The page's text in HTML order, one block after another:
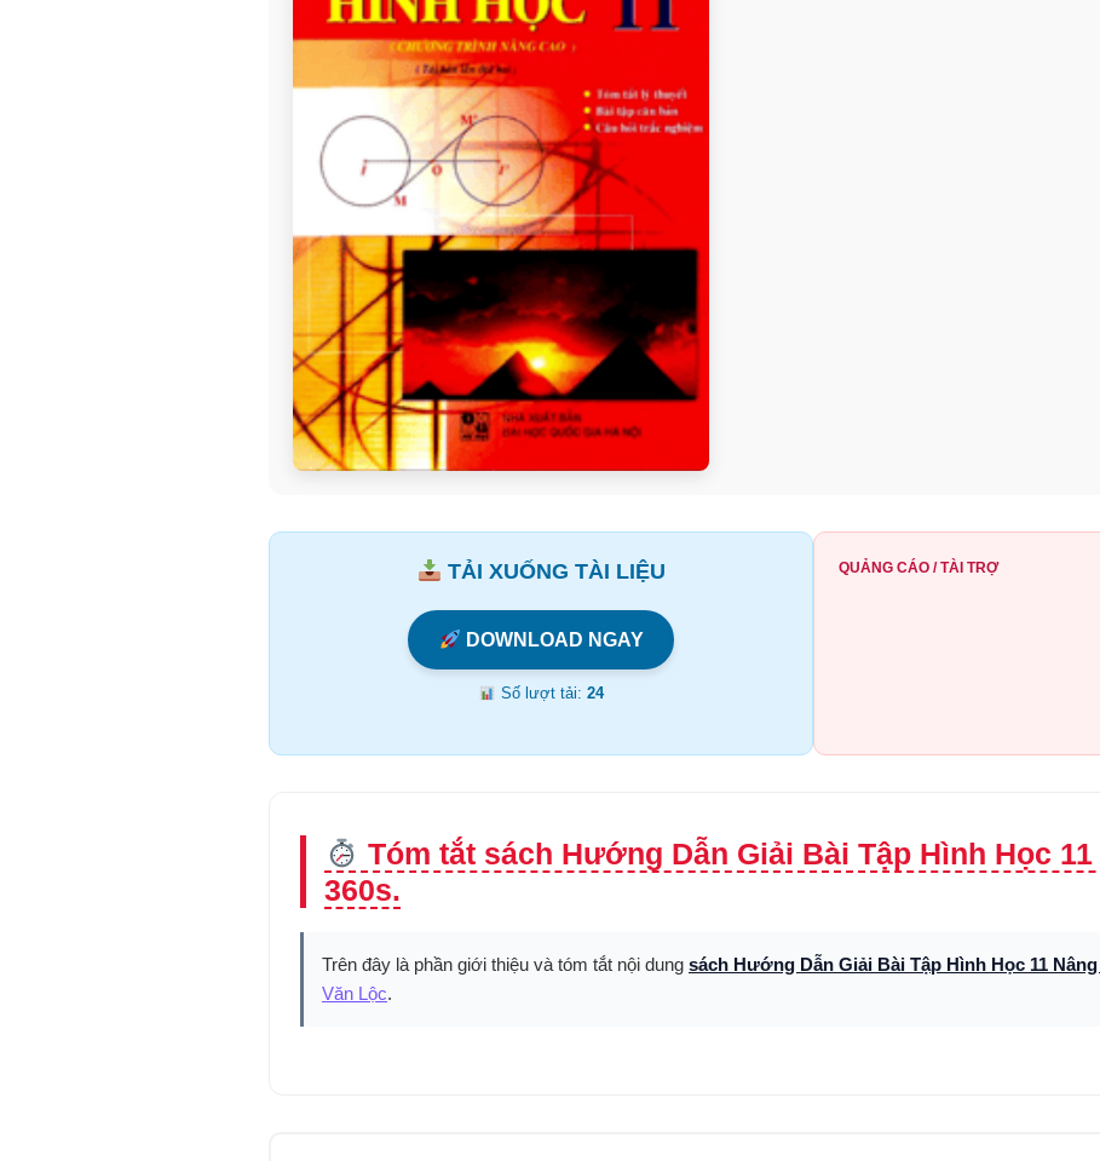
TẢI XUỐNG TÀI LIỆU
DOWNLOAD NGAY
Số lượt tải: 24
QUẢNG CÁO / TÀI TRỢ
Tóm tắt sách Hướng Dẫn Giải Bài Tập Hình Học
360s.
Trên đây là phần giới thiệu và tóm tắt nội dung sách Hướng Dẫn Giải Bài Tập Hình Học 11
Văn Lộc.